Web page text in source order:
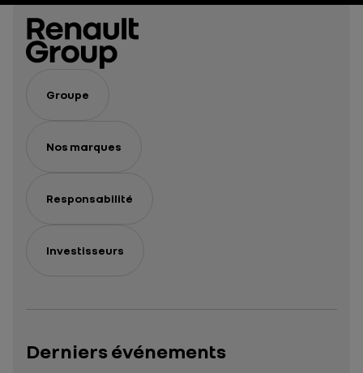
Groupe
Nos marques
Responsabilité
Investisseurs
Derniers événements